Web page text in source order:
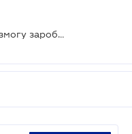
Енергосервісні договори дадуть змогу заробити на модернізації 10 тис. бюджетних установ